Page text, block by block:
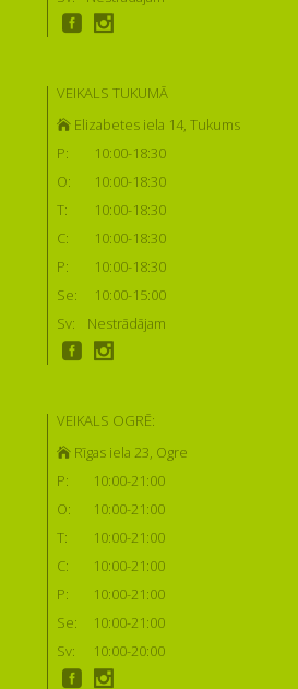
VEIKALS TUKUMĀ
Elizabetes iela 14, Tukums
P:
10:00-18:30
O:
10:00-18:30
T:
10:00-18:30
C:
10:00-18:30
P:
10:00-18:30
Se:
10:00-15:00
Sv:
Nestrādājam
VEIKALS OGRĒ:
Rīgas iela 23, Ogre
P:
10:00-21:00
O:
10:00-21:00
T:
10:00-21:00
C:
10:00-21:00
P:
10:00-21:00
Se:
10:00-21:00
Sv:
10:00-20:00